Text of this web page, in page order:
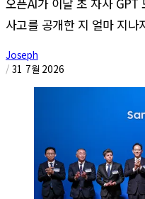
사고를 공개한 지 얼마 지나
Joseph
/ 31 7월 2026